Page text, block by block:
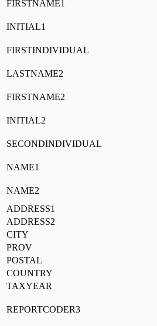
FIRSTNAME1
INITIAL1
FIRSTINDIVIDUAL
LASTNAME2
FIRSTNAME2
INITIAL2
SECONDINDIVIDUAL
NAME1
NAME2
ADDRESS1
ADDRESS2
CITY
PROV
POSTAL
COUNTRY
TAXYEAR
REPORTCODER3